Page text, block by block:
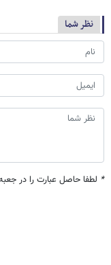
نظر شما
* لطفا حاصل عبارت را در